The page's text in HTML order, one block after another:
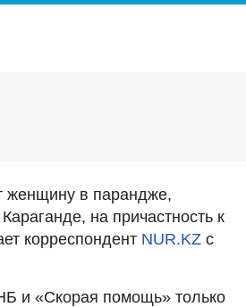
женщину в парандже,
на причастность к
корреспондент NUR.KZ с
и «Скорая помощь» только